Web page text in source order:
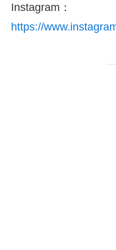
Instagram：
https://